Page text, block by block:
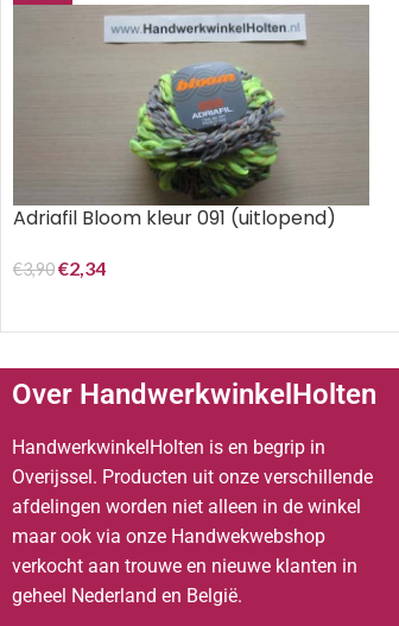
Adriafil Bloom kleur 091 (uitlopend)
€3,90€2,34
Over HandwerkwinkelHolten
HandwerkwinkelHolten is en begrip in
Overijssel. Producten uit onze verschillende
afdelingen worden niet alleen in de winkel
maar ook via onze Handwekwebshop
verkocht aan trouwe en nieuwe klanten in
geheel Nederland en België.